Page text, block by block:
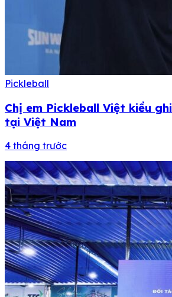
Pickleball
Chị em Pickleball Việt kiều
tại Việt Nam
4 tháng trước